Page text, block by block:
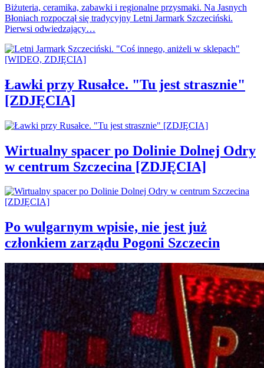
Biżuteria, ceramika, zabawki i regionalne przysmaki. Na Jasnych
Błoniach rozpoczął się tradycyjny Letni Jarmark Szczeciński.
Pierwsi odwiedzający…
Ławki przy Rusałce. "Tu jest strasznie"
[ZDJĘCIA]
Wirtualny spacer po Dolinie Dolnej Odry
w centrum Szczecina [ZDJĘCIA]
Po wulgarnym wpisie, nie jest już
członkiem zarządu Pogoni Szczecin